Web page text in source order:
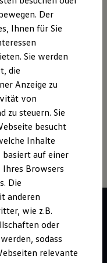
Produkte
Privatkunden
Gewerbekunden
den
und die
beeinflussen.
Kraftstoffverbrauch und
neuer
über den
und den
entnommen
und bei der DAT
Hellmuth-Hirth-Str. 1, D-
Der
Ihnen für Sie
Sie werden
die
Anzeige zu
von
zu steuern. Sie
besucht
Inhalte
basiert auf einer
Browsers
Die
anderen
wie z.B.
oder
sodass
relevante